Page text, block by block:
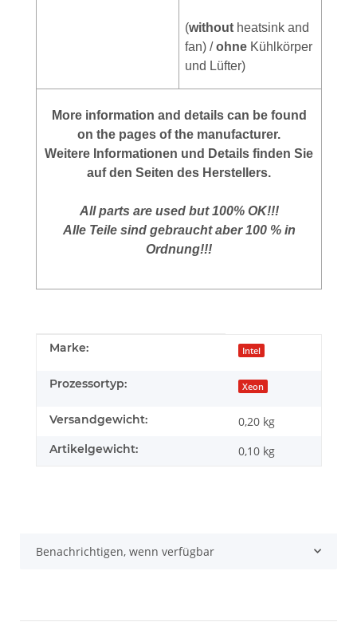
(without heatsink and
fan) /ohne Kühlkörper
und Lüfter)
More information and details can be found
on the pages of the manufacturer.
Weitere Informationen und Details finden Sie
auf den Seiten des Herstellers.
All parts are used but 100% OK!!!
Alle Teile sind gebraucht aber 100 % in
Ordnung!!!
Produkteigenschaft
Wert
Marke: Intel
Prozessortyp: Xeon
Versandgewicht: 0,20 kg
Artikelgewicht: 0,10 kg
Benachrichtigen, wenn verfügbar